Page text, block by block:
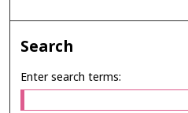
Search
Enter search terms: